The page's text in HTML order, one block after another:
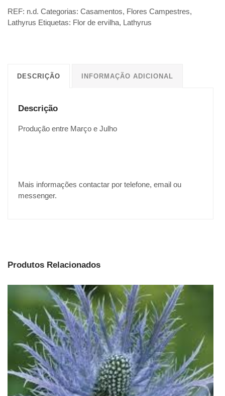
REF: n.d. Categorias: Casamentos, Flores Campestres,
Lathyrus Etiquetas: Flor de ervilha, Lathyrus
DESCRIÇÃO INFORMAÇÃO ADICIONAL
Descrição
Produção entre Março e Julho
Mais informações contactar por telefone, email ou
messenger.
Produtos Relacionados